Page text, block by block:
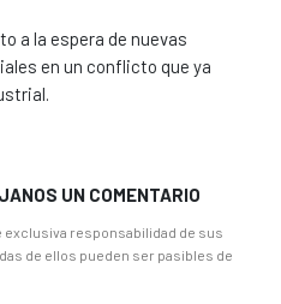
a la espera de nuevas
en un conflicto que ya
UN COMENTARIO
responsabilidad de sus
de ellos pueden ser pasibles de